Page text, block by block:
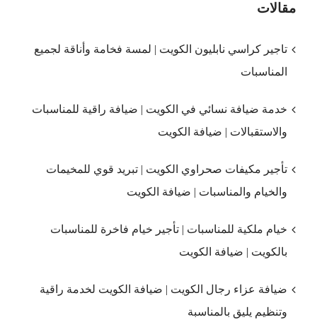
مقالات
تاجير كراسي نابليون الكويت | لمسة فخامة وأناقة لجميع
المناسبات
خدمة ضيافة نسائي في الكويت | ضيافة راقية للمناسبات
والاستقبالات | ضيافة الكويت
تأجير مكيفات صحراوي الكويت | تبريد قوي للمخيمات
والخيام والمناسبات | ضيافة الكويت
خيام ملكية للمناسبات | تأجير خيام فاخرة للمناسبات
بالكويت | ضيافة الكويت
ضيافة عزاء رجال الكويت | ضيافة الكويت لخدمة راقية
وتنظيم يليق بالمناسبة